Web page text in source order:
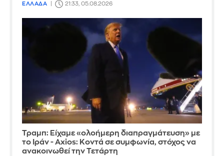
ΕΛΛΑΔΑ 21:33, 05.08.2026
Τραμπ: Είχαμε «ολοήμερη διαπραγμάτευση» με
το Ιράν - Axios: Κοντά σε συμφωνία, στόχος να
ανακοινωθεί την Τετάρτη